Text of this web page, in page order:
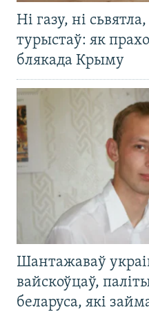
Ні газу, ні сьвятла,
турыстаў: як
блякада Крыму
Шантажаваў
вайскоўцаў,
беларуса, які